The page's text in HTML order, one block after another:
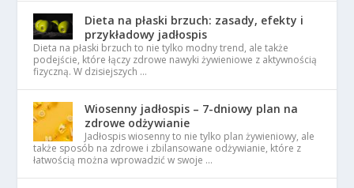
Dieta na płaski brzuch: zasady, efekty i
przykładowy jadłospis
Dieta na płaski brzuch to nie tylko modny trend, ale także
podejście, które łączy zdrowe nawyki żywieniowe z aktywnością
fizyczną. W dzisiejszych …
Wiosenny jadłospis – 7-dniowy plan na
zdrowe odżywianie
Jadłospis wiosenny to nie tylko plan żywieniowy, ale
także sposób na zdrowe i zbilansowane odżywianie, które z
łatwością można wprowadzić w swoje …